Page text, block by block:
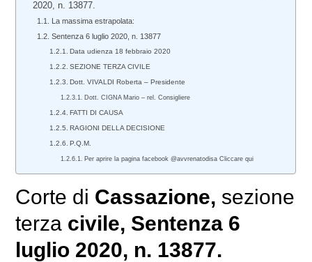
2020, n. 13877.
La massima estrapolata:
Sentenza 6 luglio 2020, n. 13877
Data udienza 18 febbraio 2020
SEZIONE TERZA CIVILE
Dott. VIVALDI Roberta – Presidente
Dott. CIGNA Mario – rel. Consigliere
FATTI DI CAUSA
RAGIONI DELLA DECISIONE
P.Q.M.
Per aprire la pagina facebook @avvrenatodisa Cliccare qui
Corte di Cassazione, sezione
terza civile, Sentenza 6
luglio 2020, n. 13877.